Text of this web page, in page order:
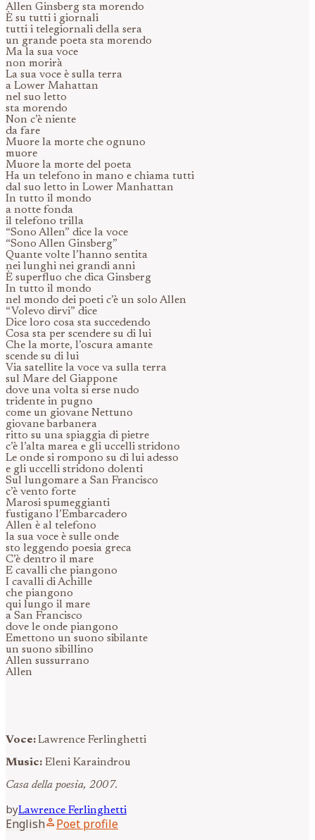
Allen Ginsberg sta morendo
È su tutti i giornali
tutti i telegiornali della sera
un grande poeta sta morendo
Ma la sua voce
non morirà
La sua voce è sulla terra
a Lower Mahattan
nel suo letto
sta morendo
Non c’è niente
da fare
Muore la morte che ognuno
muore
Muore la morte del poeta
Ha un telefono in mano e chiama tutti
dal suo letto in Lower Manhattan
In tutto il mondo
a notte fonda
il telefono trilla
“Sono Allen” dice la voce
“Sono Allen Ginsberg”
Quante volte l’hanno sentita
nei lunghi nei grandi anni
È superfluo che dica Ginsberg
In tutto il mondo
nel mondo dei poeti c’è un solo Allen
“Volevo dirvi” dice
Dice loro cosa sta succedendo
Cosa sta per scendere su di lui
Che la morte, l’oscura amante
scende su di lui
Via satellite la voce va sulla terra
sul Mare del Giappone
dove una volta si erse nudo
tridente in pugno
come un giovane Nettuno
giovane barbanera
ritto su una spiaggia di pietre
c’è l’alta marea e gli uccelli stridono
Le onde si rompono su di lui adesso
e gli uccelli stridono dolenti
Sul lungomare a San Francisco
c’è vento forte
Marosi spumeggianti
fustigano l’Embarcadero
Allen è al telefono
la sua voce è sulle onde
sto leggendo poesia greca
C’è dentro il mare
E cavalli che piangono
I cavalli di Achille
che piangono
qui lungo il mare
a San Francisco
dove le onde piangono
Emettono un suono sibilante
un suono sibillino
Allen sussurrano
Allen
Voce:Lawrence Ferlinghetti
Music: Eleni Karaindrou
Casa della poesia, 2007.
byLawrence Ferlinghetti
Englishperson Poet profile